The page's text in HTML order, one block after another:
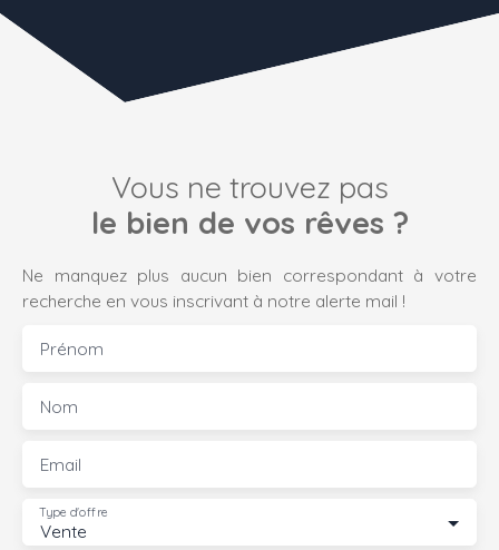
Vous ne trouvez pas
le bien de vos rêves ?
Ne manquez plus aucun bien correspondant à votre
recherche en vous inscrivant à notre alerte mail !
Prénom
Nom
Email
Vente
Type d'offre